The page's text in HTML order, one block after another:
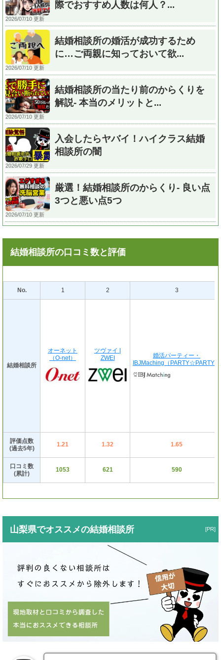
2026/07/10 更新
際でおすすめ人数は何人？...
2026/07/10 更新
結婚相談所の婚活が成功するため
に…ご両親に知っておいて欲...
2026/07/10 更新
結婚相談所の当たり前のからくりを
解説- 本当のメリットと...
2026/07/29 更新
入会したらヤバイ！ハイクラス結婚
相談所の闇
2026/07/10 更新
厳選！結婚相談所のからくり- 良い点
3つと悪い点5つ
結婚相談所の口コミ数と評価
No. 1 2 3
結婚相談所
オーネット
（O-net）
ツヴァイ |
ZWEI
婚活パーティー・
IBJMaching（PARTY☆PARTY）
評価点数
(過去5年)
1.21 1.32 1.65
口コミ数
(累計)
1053 621 590
山梨県でオススメの結婚相談所 [PR]